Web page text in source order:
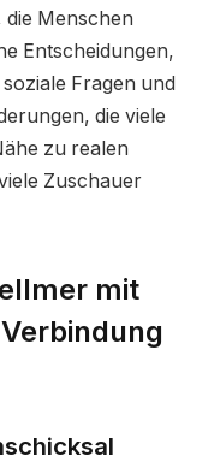
die Menschen
Entscheidungen,
Fragen und
die viele
zu realen
Zuschauer
mit